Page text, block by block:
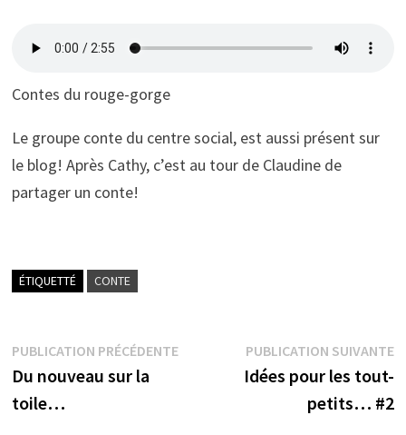
Contes du rouge-gorge
Le groupe conte du centre social, est aussi présent sur
le blog! Après Cathy, c’est au tour de Claudine de
partager un conte!
ÉTIQUETTÉ CONTE
Navigation
de
PUBLICATION PRÉCÉDENTEPublication
précédente :
Du nouveau sur la
toile…
PUBLICATION SUIVANTE
Idées pour les tout-
petits… #2